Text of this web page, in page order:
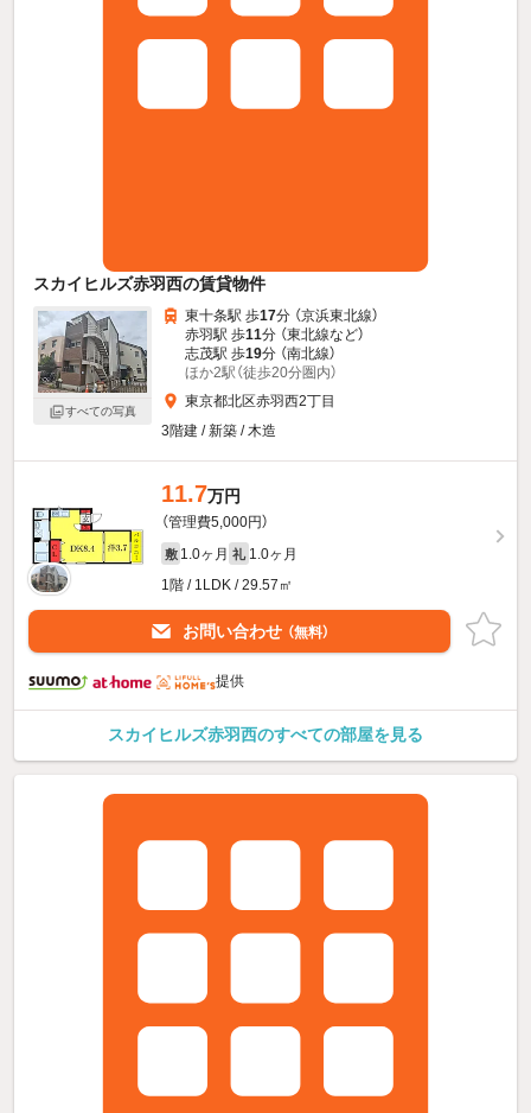
スカイヒルズ赤羽西の賃貸物件
すべての写真
東十条駅 歩17分 （京浜東北線）
赤羽駅 歩11分 （東北線など）
志茂駅 歩19分 （南北線）
ほか2駅（徒歩20分圏内）
東京都北区赤羽西2丁目
3階建 / 新築 / 木造
11.7万円
（管理費5,000円）
敷 1.0ヶ月 礼 1.0ヶ月
1階 / 1LDK / 29.57㎡
お問い合わせ （無料）
提供
スカイヒルズ赤羽西のすべての部屋を見る